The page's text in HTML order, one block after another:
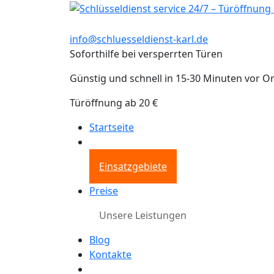
info@schluesseldienst-karl.de
Soforthilfe bei versperrten Türen
Günstig und schnell in 15-30 Minuten vor
Türöffnung ab 20 €
Startseite
Einsatzgebiete
Preise
Unsere Leistungen
Blog
Kontakte